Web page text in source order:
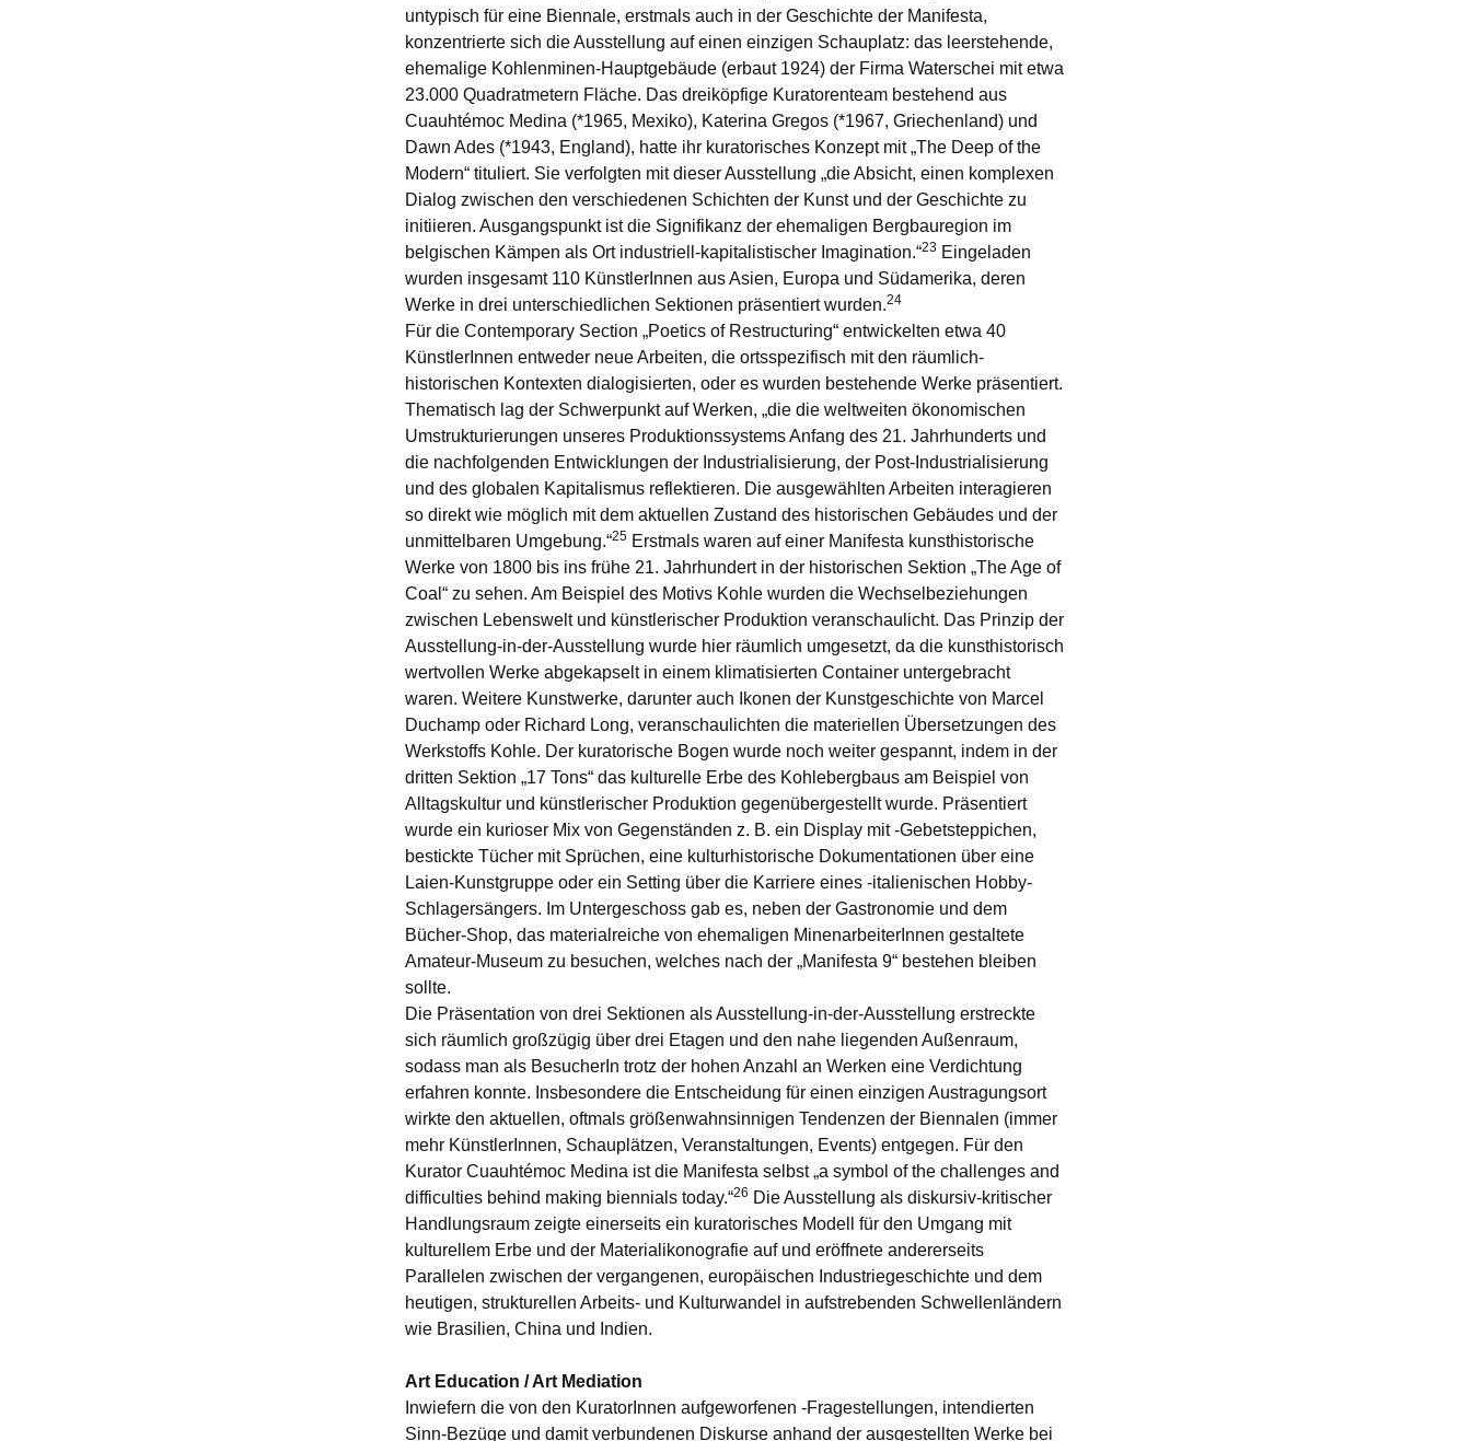
untypisch für eine Biennale, erstmals auch in der Geschichte der Manifesta,
konzentrierte sich die Ausstellung auf einen einzigen Schauplatz: das leerstehende,
ehemalige Kohlenminen-Hauptgebäude (erbaut 1924) der Firma Waterschei mit etwa
23.000 Quadratmetern Fläche. Das dreiköpfige Kuratorenteam bestehend aus
Cuauhtémoc Medina (*1965, Mexiko), Katerina Gregos (*1967, Griechenland) und
Dawn Ades (*1943, England), hatte ihr kuratorisches Konzept mit „The Deep of the
Modern“ tituliert. Sie verfolgten mit dieser Ausstellung „die Absicht, einen komplexen
Dialog zwischen den verschiedenen Schichten der Kunst und der Geschichte zu
initiieren. Ausgangspunkt ist die Signifikanz der ehemaligen Bergbauregion im
belgischen Kämpen als Ort industriell-kapitalistischer Imagination.“23 Eingeladen
wurden insgesamt 110 KünstlerInnen aus Asien, Europa und Südamerika, deren
Werke in drei unterschiedlichen Sektionen präsentiert wurden.24
Für die Contemporary Section „Poetics of Restructuring“ entwickelten etwa 40
KünstlerInnen entweder neue Arbeiten, die ortsspezifisch mit den räumlich-
historischen Kontexten dialogisierten, oder es wurden bestehende Werke präsentiert.
Thematisch lag der Schwerpunkt auf Werken, „die die weltweiten ökonomischen
Umstrukturierungen unseres Produktionssystems Anfang des 21. Jahrhunderts und
die nachfolgenden Entwicklungen der Industrialisierung, der Post-Industrialisierung
und des globalen Kapitalismus reflektieren. Die ausgewählten Arbeiten interagieren
so direkt wie möglich mit dem aktuellen Zustand des historischen Gebäudes und der
unmittelbaren Umgebung.“25 Erstmals waren auf einer Manifesta kunsthistorische
Werke von 1800 bis ins frühe 21. Jahrhundert in der historischen Sektion „The Age of
Coal“ zu sehen. Am Beispiel des Motivs Kohle wurden die Wechselbeziehungen
zwischen Lebenswelt und künstlerischer Produktion veranschaulicht. Das Prinzip der
Ausstellung-in-der-Ausstellung wurde hier räumlich umgesetzt, da die kunsthistorisch
wertvollen Werke abgekapselt in einem klimatisierten Container untergebracht
waren. Weitere Kunstwerke, darunter auch Ikonen der Kunstgeschichte von Marcel
Duchamp oder Richard Long, veranschaulichten die materiellen Übersetzungen des
Werkstoffs Kohle. Der kuratorische Bogen wurde noch weiter gespannt, indem in der
dritten Sektion „17 Tons“ das kulturelle Erbe des Kohlebergbaus am Beispiel von
Alltagskultur und künstlerischer Produktion gegenübergestellt wurde. Präsentiert
wurde ein kurioser Mix von Gegenständen z. B. ein Display mit -Gebetsteppichen,
bestickte Tücher mit Sprüchen, eine kulturhistorische Dokumentationen über eine
Laien-Kunstgruppe oder ein Setting über die Karriere eines -italienischen Hobby-
Schlagersängers. Im Untergeschoss gab es, neben der Gastronomie und dem
Bücher-Shop, das materialreiche von ehemaligen MinenarbeiterInnen gestaltete
Amateur-Museum zu besuchen, welches nach der „Manifesta 9“ bestehen bleiben
sollte.
Die Präsentation von drei Sektionen als Ausstellung-in-der-Ausstellung erstreckte
sich räumlich großzügig über drei Etagen und den nahe liegenden Außenraum,
sodass man als BesucherIn trotz der hohen Anzahl an Werken eine Verdichtung
erfahren konnte. Insbesondere die Entscheidung für einen einzigen Austragungsort
wirkte den aktuellen, oftmals größenwahnsinnigen Tendenzen der Biennalen (immer
mehr KünstlerInnen, Schauplätzen, Veranstaltungen, Events) entgegen. Für den
Kurator Cuauhtémoc Medina ist die Manifesta selbst „a symbol of the challenges and
difficulties behind making biennials today.“26 Die Ausstellung als diskursiv-kritischer
Handlungsraum zeigte einerseits ein kuratorisches Modell für den Umgang mit
kulturellem Erbe und der Materialikonografie auf und eröffnete andererseits
Parallelen zwischen der vergangenen, europäischen Industriegeschichte und dem
heutigen, strukturellen Arbeits- und Kulturwandel in aufstrebenden Schwellenländern
wie Brasilien, China und Indien.
Art Education / Art Mediation
Inwiefern die von den KuratorInnen aufgeworfenen -Fragestellungen, intendierten
Sinn-Bezüge und damit verbundenen Diskurse anhand der ausgestellten Werke bei